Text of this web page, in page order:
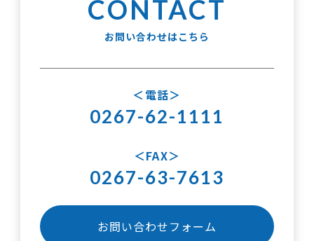
お問い合わせはこちら
電話
0267-62-1111
FAX
0267-63-7613
お問い合わせフォーム